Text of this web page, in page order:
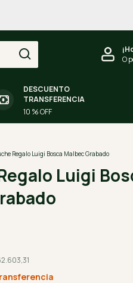
O
DESCUENTO
TRANSFERENCIA
10 % OFF
Regalo Luigi Bosca Malbec Grabado
Luigi